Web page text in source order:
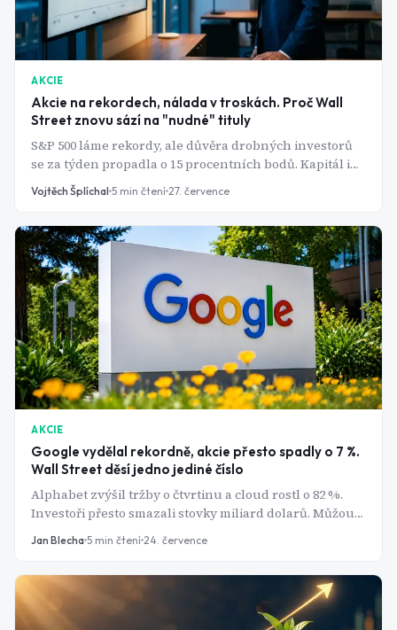
AKCIE
Akcie na rekordech, nálada v troskách. Proč Wall
Street znovu sází na "nudné" tituly
S&P 500 láme rekordy, ale důvěra drobných investorů
se za týden propadla o 15 procentních bodů. Kapitál i
pozornost analytiků se stáčí k utilitám, zdravotnictví a
spotřebnímu zboží.
Vojtěch Šplíchal 5 min čtení 27. července
AKCIE
Google vydělal rekordně, akcie přesto spadly o 7 %.
Wall Street děsí jedno jediné číslo
Alphabet zvýšil tržby o čtvrtinu a cloud rostl o 82 %.
Investoři přesto smazali stovky miliard dolarů. Můžou
zbrojení.
Jan Blecha 5 min čtení 24. července